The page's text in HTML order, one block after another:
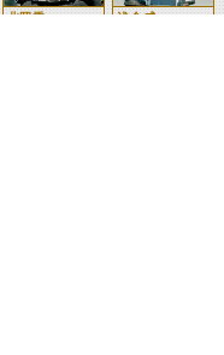
北岡秀一 浅倉威